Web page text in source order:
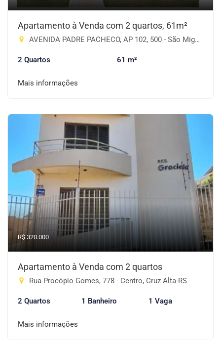
Apartamento à Venda com 2 quartos, 61m²
AVENIDA PADRE PACHECO, AP 102, 500 - São Miguel, Cruz Alta-RS
2 Quartos 61 m²
Mais informações
R$ 320.000
Apartamento à Venda com 2 quartos
Rua Procópio Gomes, 778 - Centro, Cruz Alta-RS
2 Quartos 1 Banheiro 1 Vaga
Mais informações